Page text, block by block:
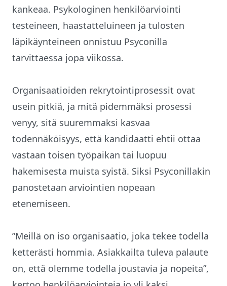
kankeaa. Psykologinen henkilöarviointi
testeineen, haastatteluineen ja tulosten
läpikäynteineen onnistuu Psyconilla
tarvittaessa jopa viikossa.
Organisaatioiden rekrytointiprosessit ovat
usein pitkiä, ja mitä pidemmäksi prosessi
venyy, sitä suuremmaksi kasvaa
todennäköisyys, että kandidaatti ehtii ottaa
vastaan toisen työpaikan tai luopuu
hakemisesta muista syistä. Siksi Psyconillakin
panostetaan arviointien nopeaan
etenemiseen.
”Meillä on iso organisaatio, joka tekee todella
ketterästi hommia. Asiakkailta tuleva palaute
on, että olemme todella joustavia ja nopeita”,